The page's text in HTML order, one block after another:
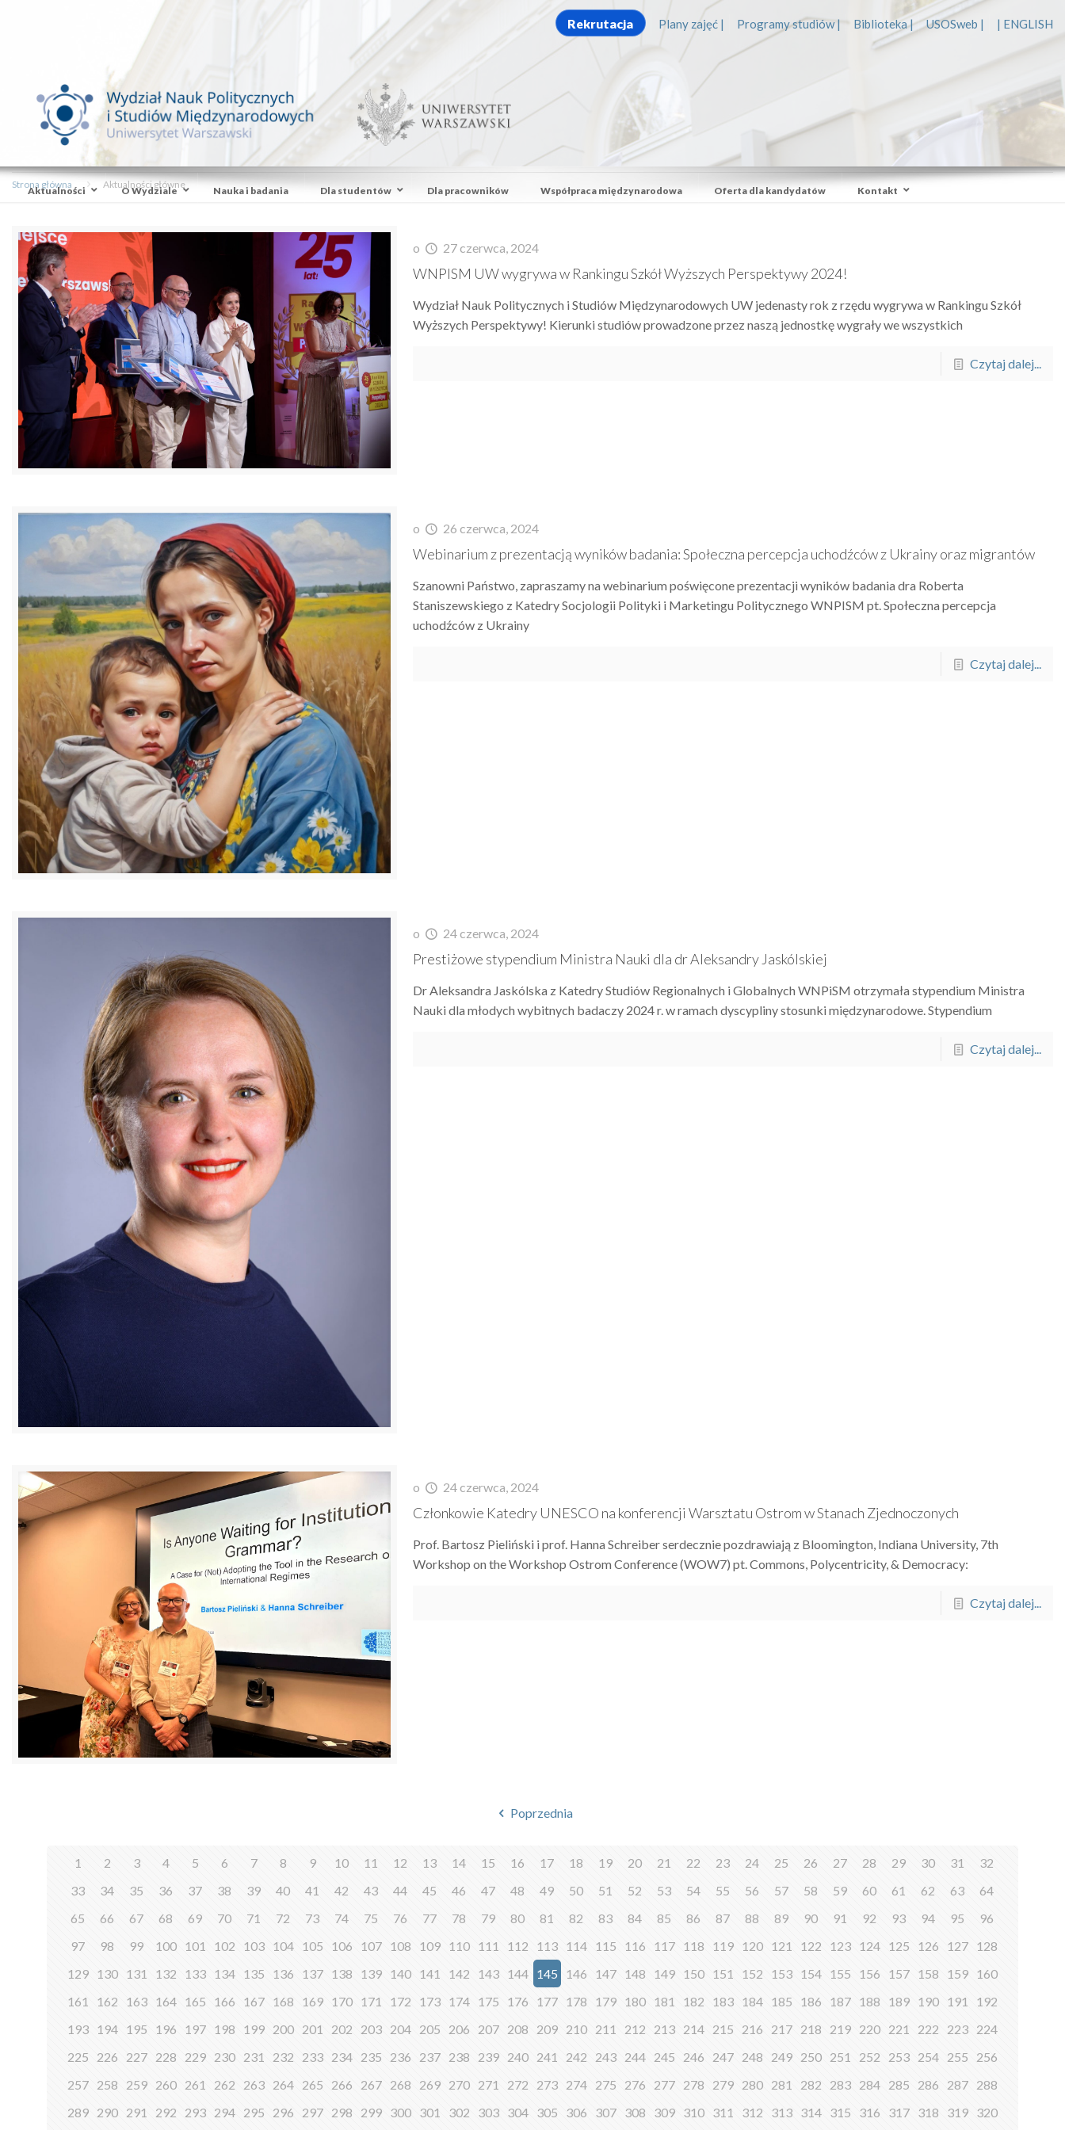
Rekrutacja Plany zajęć | Programy studiów | Biblioteka | USOSweb | | ENGLISH
Aktualności O Wydziale Nauka i badania Dla studentów Dla pracowników Współpraca międzynarodowa Oferta dla kandydatów Kontakt
Strona główna Aktualności główne
o 27 czerwca, 2024
WNPISM UW wygrywa w Rankingu Szkół Wyższych Perspektywy 2024!
Wydział Nauk Politycznych i Studiów Międzynarodowych UW jedenasty rok z rzędu wygrywa w Rankingu Szkół
Wyższych Perspektywy! Kierunki studiów prowadzone przez naszą jednostkę wygrały we wszystkich
Czytaj dalej...
o 26 czerwca, 2024
Webinarium z prezentacją wyników badania: Społeczna percepcja uchodźców z Ukrainy oraz migrantów
Szanowni Państwo, zapraszamy na webinarium poświęcone prezentacji wyników badania dra Roberta
Staniszewskiego z Katedry Socjologii Polityki i Marketingu Politycznego WNPISM pt. Społeczna percepcja
uchodźców z Ukrainy
Czytaj dalej...
o 24 czerwca, 2024
Prestiżowe stypendium Ministra Nauki dla dr Aleksandry Jaskólskiej
Dr Aleksandra Jaskólska z Katedry Studiów Regionalnych i Globalnych WNPiSM otrzymała stypendium Ministra
Nauki dla młodych wybitnych badaczy 2024 r. w ramach dyscypliny stosunki międzynarodowe. Stypendium
Czytaj dalej...
o 24 czerwca, 2024
Członkowie Katedry UNESCO na konferencji Warsztatu Ostrom w Stanach Zjednoczonych
Prof. Bartosz Pieliński i prof. Hanna Schreiber serdecznie pozdrawiają z Bloomington, Indiana University, 7th
Workshop on the Workshop Ostrom Conference (WOW7) pt. Commons, Polycentricity, & Democracy:
Czytaj dalej...
Poprzednia
1 2 3 4 5 6 7 8 9 10 11 12 13 14 15 16 17 18 19 20 21 22 23 24 25 26 27 28 29 30 31
32
33
34 35 36 37 38 39 40 41 42 43 44 45 46 47 48 49 50 51 52 53 54 55 56 57 58 59 60 61 62 63
64
65
66 67 68 69 70 71 72 73 74 75 76 77 78 79 80 81 82 83 84 85 86 87 88 89 90 91 92 93 94 95
96
97
98 99 100 101 102 103 104 105 106 107 108 109 110 111 112 113 114 115 116 117 118 119 120 121 122 123 124 125 126 127 128
129 130 131 132 133 134 135 136 137 138 139 140 141 142 143 144 145 146 147 148 149 150 151 152 153 154 155 156 157 158 159 160
161
162 163 164 165 166 167 168 169 170 171 172 173 174 175 176 177 178 179 180 181 182 183 184 185 186 187 188 189 190 191
192
193 194 195 196 197 198 199 200 201 202 203 204 205 206 207 208 209 210 211 212 213 214 215 216 217 218 219 220 221 222 223 224
225
226 227 228 229 230 231 232 233 234 235 236 237 238 239 240 241 242 243 244 245 246 247 248 249 250 251 252 253 254 255
256
257 258 259 260 261 262 263 264 265 266 267 268 269 270 271 272 273 274 275 276 277 278 279 280 281 282 283 284 285 286 287 288
289 290 291 292 293 294 295 296 297 298 299 300 301 302 303 304 305 306 307 308 309 310 311 312 313 314 315 316 317 318 319 320